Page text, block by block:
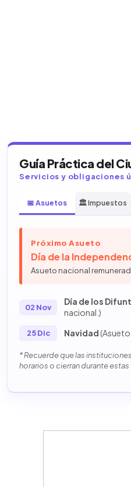
Guía Práctica del
Servicios y obligaciones
📅 Asuetos 🏛️ Impuestos
Próximo Asueto
Día de la
Asueto nacional
02 Nov
Día de los
nacional.)
25 Dic Navidad
* Recuerde que las
horarios o cierran durante